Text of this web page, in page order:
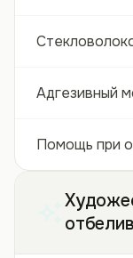
Адгезивный
Помощь при